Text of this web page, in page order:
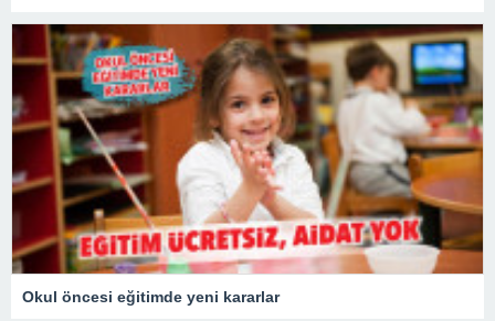
Okul öncesi eğitimde yeni kararlar